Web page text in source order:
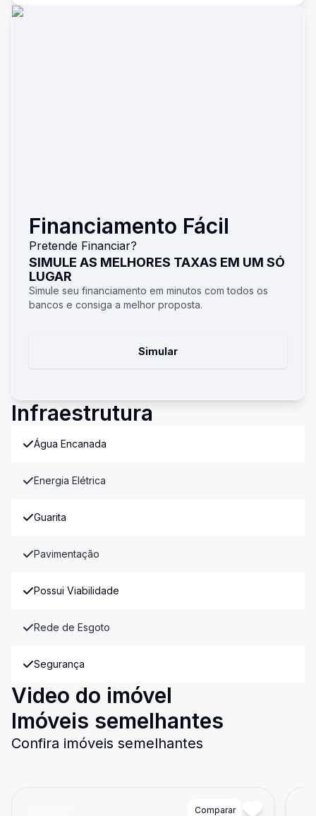
Financiamento Fácil
Pretende Financiar?
SIMULE AS MELHORES TAXAS EM UM SÓ
LUGAR
Simule seu financiamento em minutos com todos os
bancos e consiga a melhor proposta.
Simular
Infraestrutura
Água Encanada
Energia Elétrica
Guarita
Pavimentação
Possui Viabilidade
Rede de Esgoto
Segurança
Video do imóvel
Imóveis semelhantes
Confira imóveis semelhantes
Comparar